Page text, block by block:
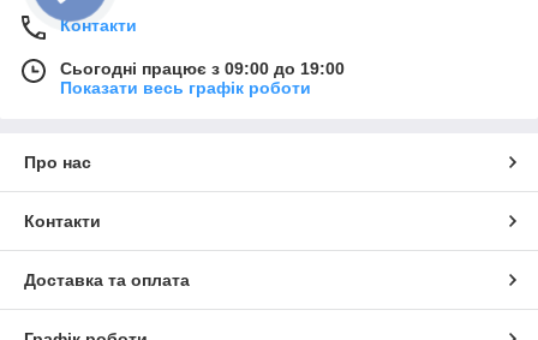
Контакти
Сьогодні працює з 09:00 до 19:00
Показати весь графік роботи
Про нас
Контакти
Доставка та оплата